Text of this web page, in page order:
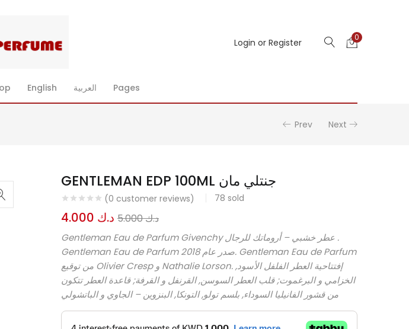
Login or Register 0
English العربية Pages
Prev Next
GENTLEMAN EDP 100ML جنتلي مان
(0 customer reviews) 78 sold
د.ك د.ك5.000
Gentleman Eau de Parfum Givenchy عطر خشبي – أروماتك للرجال .
Gentleman Eau de Parfum صدر عام 2018. Gentleman Eau de Parfum
من توقيع Olivier Cresp و Nathalie Lorson. إفتتاحية العطر الفلفل الأسود,
الخزامي و البرغموت; قلب العطر السوسن, القرنفل و القرفة; قاعدة العطر تتكون
من قشور الفانيليا السوداء, بلسم تولو, التونكا, البنزوين – الجاوي و الباتشولي